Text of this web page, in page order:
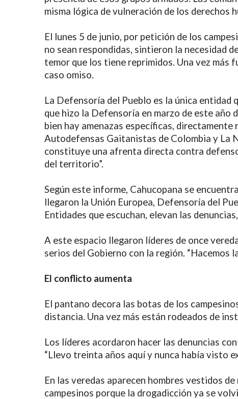
misma lógica de vulneración de los derechos
El lunes 5 de junio, por petición de los
no sean respondidas, sintieron la necesidad
temor que los tiene reprimidos. Una vez más
caso omiso.
La Defensoría del Pueblo es la única entidad
que hizo la Defensoría en marzo de este año
bien hay amenazas específicas,
Autodefensas Gaitanistas de Colombia y La
constituye una afrenta directa contra
del territorio”.
Según este informe, Cahucopana se
llegaron la Unión Europea, Defensoría del
Entidades que escuchan, elevan las
A este espacio llegaron líderes de once
serios del Gobierno con la región. “Hacemos
El conflicto aumenta
El pantano decora las botas de los
distancia. Una vez más están rodeados de
Los líderes acordaron hacer las denuncias
“Llevo treinta años aquí y nunca había visto
En las veredas aparecen hombres vestidos
campesinos porque la drogadicción ya se